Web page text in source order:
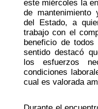
este miércoles la
de mantenimiento
del Estado, a
trabajo con el
beneficio de
sentido destacó
los esfuerzos
condiciones
cual es valorada